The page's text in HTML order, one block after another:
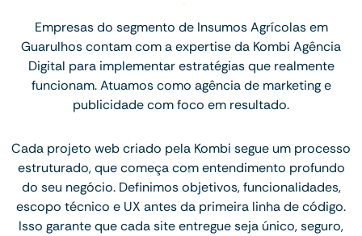
Empresas do segmento de Insumos Agrícolas em
Guarulhos contam com a expertise da Kombi Agência
Digital para implementar estratégias que realmente
funcionam. Atuamos como agência de marketing e
publicidade com foco em resultado.
Cada projeto web criado pela Kombi segue um processo
estruturado, que começa com entendimento profundo
do seu negócio. Definimos objetivos, funcionalidades,
escopo técnico e UX antes da primeira linha de código.
Isso garante que cada site entregue seja único, seguro,